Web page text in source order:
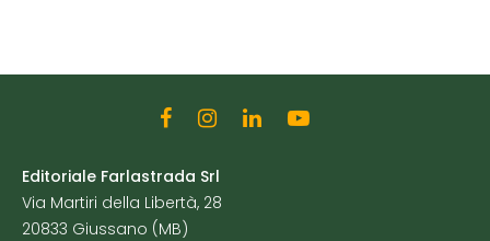
Editoriale Farlastrada Srl
Via Martiri della Libertà, 28
20833 Giussano (MB)